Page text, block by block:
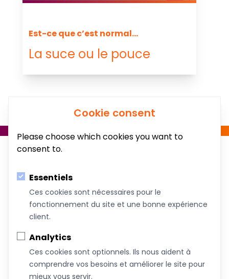
Est-ce que c’est normal...
La suce ou le pouce
Au service du bien-être de votre famille!
Coachs &
Intervenants
ateliers et
formations
Cookie consent
Please choose which cookies you want to
consent to.
Essentiels
Ces cookies sont nécessaires pour le
fonctionnement du site et une bonne expérience
client.
Analytics
Ces cookies sont optionnels. Ils nous aident à
comprendre vos besoins et améliorer le site pour
mieux vous servir.